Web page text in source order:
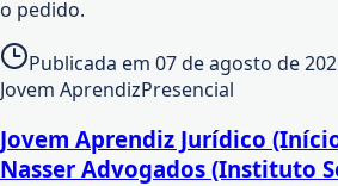
o pedido.
Publicada em 07 de agosto de
Jovem AprendizPresencial
Jovem Aprendiz Jurídico
Nasser Advogados (Instituto